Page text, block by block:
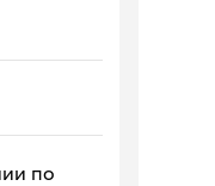
по